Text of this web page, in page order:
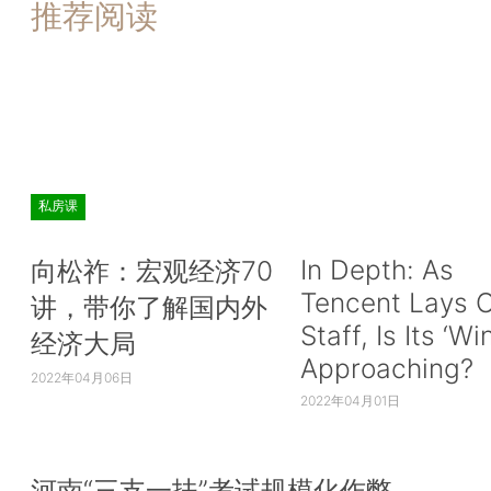
推荐阅读
私房课
向松祚：宏观经济70
讲，带你了解国内外
经济大局
2022年04月06日
In Depth: As
Tencent Lays
Staff, Is Its
Approaching?
2022年04月01日